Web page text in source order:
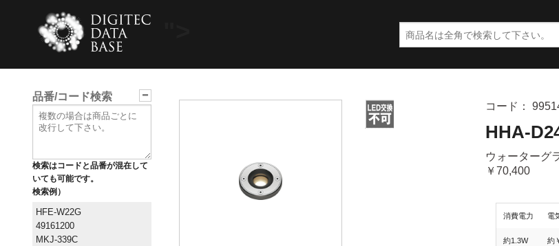
品番/コード検索
検索はコードと品番が混在して
いても可能です。
検索例）
HFE-W22G
49161200
MKJ-339C
コード：
HHA-
ウォーターグ
￥70,400
消費電力 電
約1.3W 約